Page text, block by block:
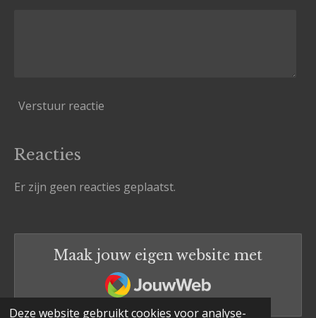
Deze website gebruikt cookies voor analyse-
Verstuur reactie
Reacties
Er zijn geen reacties geplaatst.
Maak jouw eigen website met
JouwWeb